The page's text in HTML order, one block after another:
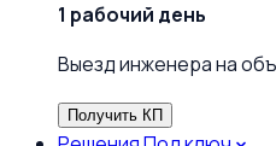
1 рабочий день
Выезд инженера на
Получить КП